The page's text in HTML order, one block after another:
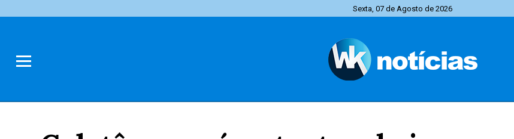
Sexta, 07 de Agosto de 2026